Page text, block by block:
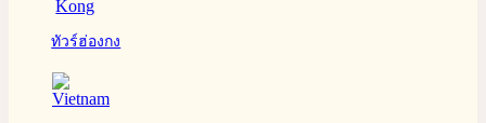
ทัวร์ฮ่องกง